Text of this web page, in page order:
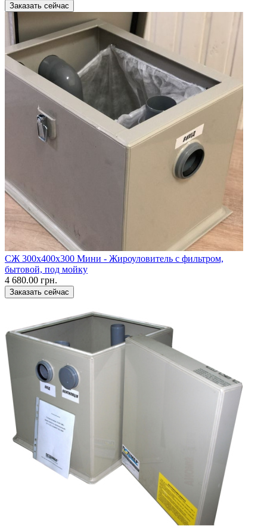
Заказать сейчас
CЖ 300х400х300 Мини - Жироуловитель с фильтром,
бытовой, под мойку
4 680.00 грн.
Заказать сейчас